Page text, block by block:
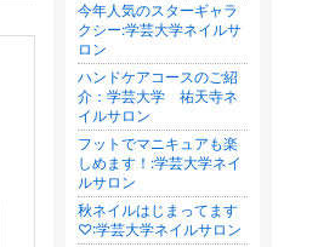
今年人気のスターギャラ
クシー:学芸大学ネイルサ
ロン
ハンドケアコースのご紹
介：学芸大学 祐天寺ネ
イルサロン
フットでマニキュアも楽
しめます！:学芸大学ネイ
ルサロン
秋ネイルはじまってます
♡:学芸大学ネイルサロン